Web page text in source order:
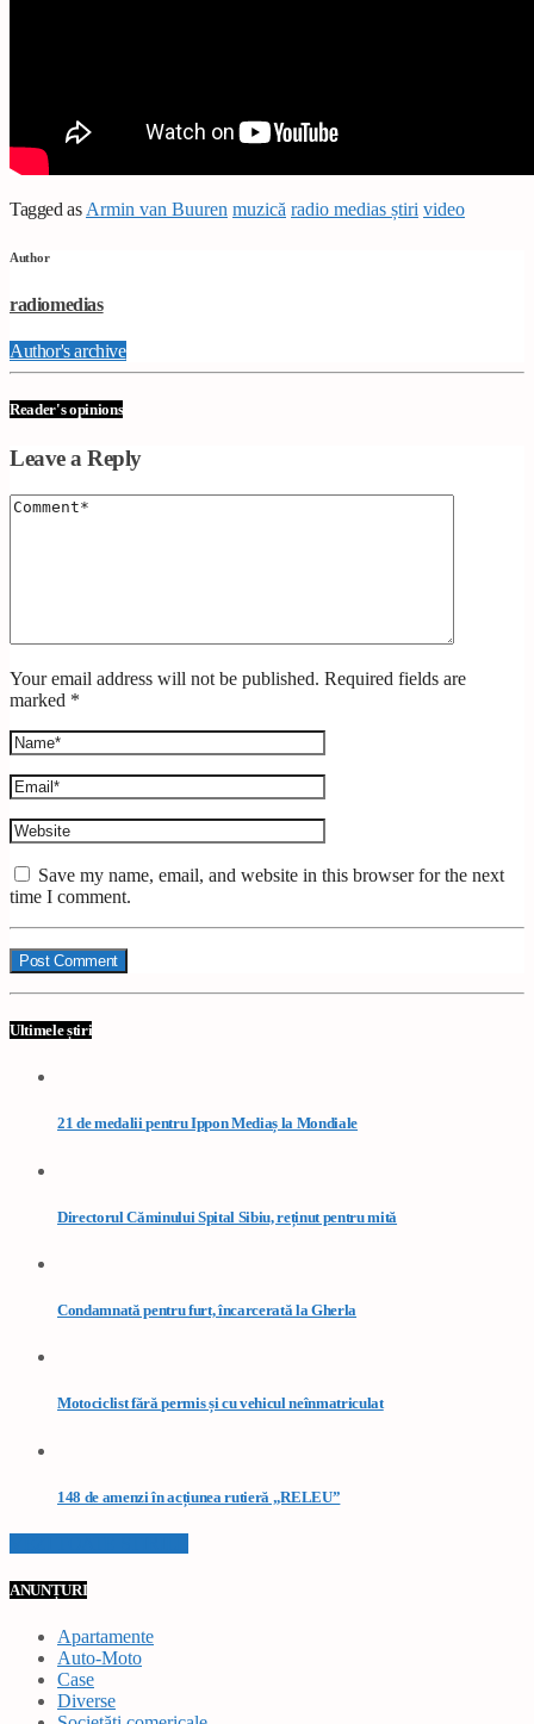
Tagged as Armin van Buuren muzică radio medias știri video
Author
radiomedias
Author's archive
Reader's opinions
Leave a Reply
Your email address will not be published. Required fields are
marked *
Save my name, email, and website in this browser for the next
time I comment.
Ultimele știri
21 de medalii pentru Ippon Mediaș la Mondiale
Directorul Căminului Spital Sibiu, reținut pentru mită
Condamnată pentru furt, încarcerată la Gherla
Motociclist fără permis și cu vehicul neînmatriculat
148 de amenzi în acțiunea rutieră „RELEU”
ANUNȚURI
Apartamente
Auto-Moto
Case
Diverse